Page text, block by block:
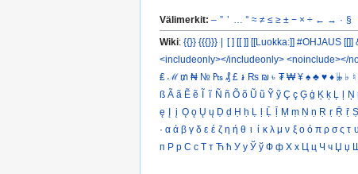
Välimerkit: – ” ’ ° ≈ ≠ ≤ ≥ ± − × ÷ ← → · §
Wiki: {{}} {{{}}} | [ ] [[ ]] [[Luokka:]] #OHJAUS [[]]
<includeonly></includeonly> <noinclude></
₤ ℳ ₥ ₦ № ₧ ₰ £ ៛ ₨ ₪ ৳ ₮ ₩ ¥ ♠ ♣ ♥ ♦ 𝄫 ♭ ♮
ß Ã ã Ẽ ẽ Ĩ ĩ Ñ ñ Õ õ Ũ ũ Ỹ ỹ Ç ç Ģ ģ Ķ ķ Ļ ļ Ņ
ę Į į Ǫ ǫ Ų ų Ḍ ḍ Ḥ ḥ Ḷ ḷ Ḹ ḹ Ṃ ṃ Ṇ ṇ Ṛ ṛ Ṝ ṝ Ṣ
· α ά β γ δ ε έ ζ η ή θ ι ί κ λ μ ν ξ ο ό π ρ σ ς τ υ
п Р р С с Т т Ћ ћ У у Ў ў Ф ф Х х Ц ц Ч ч Џ џ